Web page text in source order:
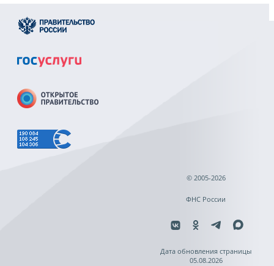
© 2005-2026
ФНС России
Дата обновления страницы
05.08.2026